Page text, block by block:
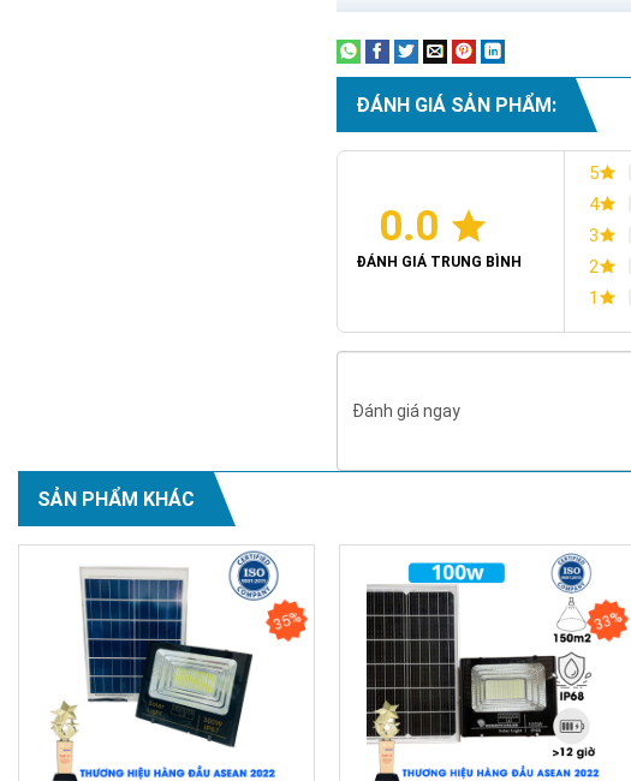
ĐÁNH GIÁ SẢN PHẨM:
0.0
ĐÁNH GIÁ TRUNG BÌNH
5
4
3
2
1
Đánh giá ngay
SẢN PHẨM KHÁC
35% 33%